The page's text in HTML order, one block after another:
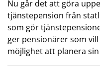
Nu går det att göra
tjänstepension från
som gör
ger pensionärer som
möjlighet att planera